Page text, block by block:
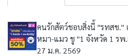
คนรักสัตว์ชอบสิ่งนี้ "รทสช."
หมา-แมว ชู "1 จังหวัด 1 รพ
27 ม.ค. 2569